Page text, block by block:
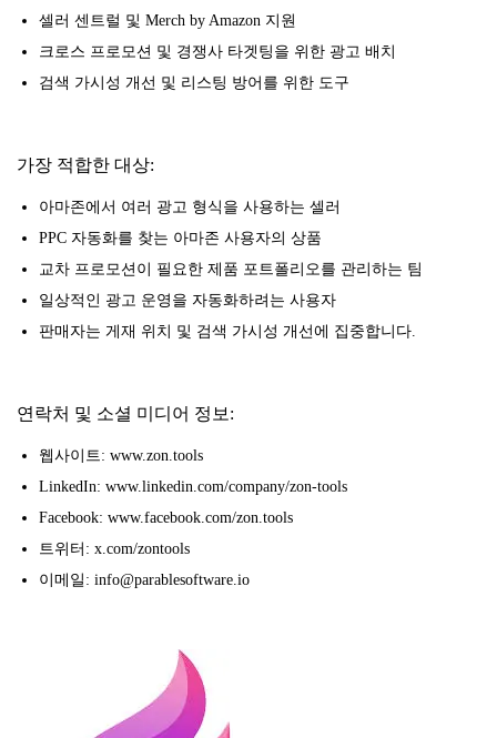
셀러 센트럴 및 Merch by Amazon 지원
크로스 프로모션 및 경쟁사 타겟팅을 위한 광고 배치
검색 가시성 개선 및 리스팅 방어를 위한 도구
가장 적합한 대상:
아마존에서 여러 광고 형식을 사용하는 셀러
PPC 자동화를 찾는 아마존 사용자의 상품
교차 프로모션이 필요한 제품 포트폴리오를 관리하는 팀
일상적인 광고 운영을 자동화하려는 사용자
판매자는 게재 위치 및 검색 가시성 개선에 집중합니다.
연락처 및 소셜 미디어 정보:
웹사이트: www.zon.tools
LinkedIn: www.linkedin.com/company/zon-tools
Facebook: www.facebook.com/zon.tools
트위터: x.com/zontools
이메일: info@parablesoftware.io